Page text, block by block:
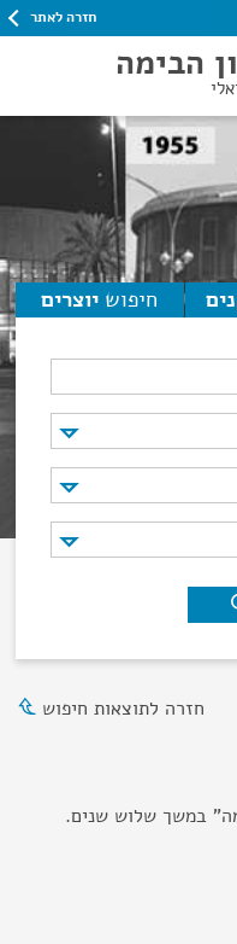
חזרה לאתר
הבימה
חיפוש יוצרים
חזרה לתוצאות חיפוש
במשך שלוש שנים.